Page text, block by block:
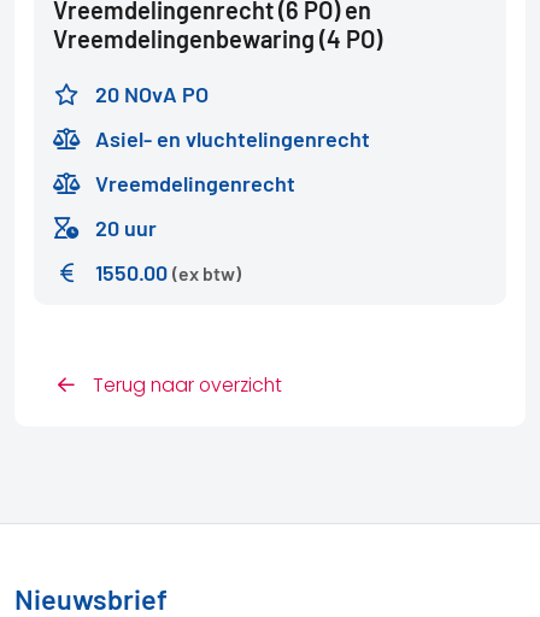
Vreemdelingenrecht (6 PO) en
Vreemdelingenbewaring (4 PO)
20 NOvA PO
Asiel- en vluchtelingenrecht
Vreemdelingenrecht
20 uur
1550.00 (ex btw)
Terug naar overzicht
Nieuwsbrief